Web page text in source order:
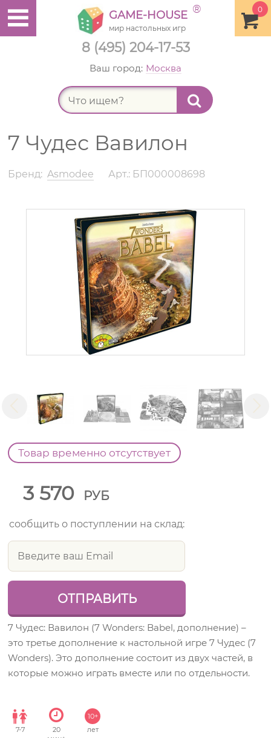
8 (495) 204-17-53
0
GAME-HOUSE ®
мир настольных игр
Ваш город: Москва
7 Чудес Вавилон
Бренд: Asmodee Арт.: БП000008698
Товар временно отсутствует
3 570 РУБ
сообщить о поступлении на склад:
7 Чудес: Вавилон (7 Wonders: Babel, дополнение) –
это третье дополнение к настольной игре 7 Чудес (7
Wonders). Это дополнение состоит из двух частей, в
которые можно играть вместе или по отдельности.
7-7
20
10+
лет